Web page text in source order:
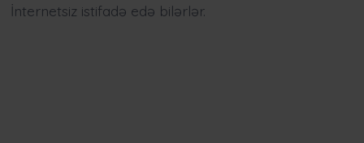
İnternetsiz istifadə edə bilərlər.